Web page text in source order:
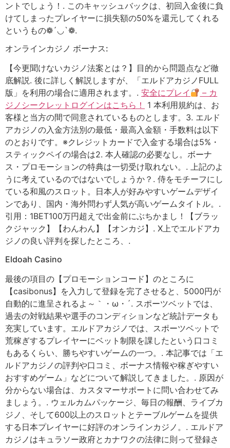
ントでしょう！. このキャッシュバックは、初回入金後に負
けてしまったプレイヤーに損失額の50%を還元してくれる
というもの❁´◡`❁.
オンラインカジノ ボーナス:
【今更聞けないカジノ法案とは？】目的から問題点など徹
底解説. 後に詳しく解説しますが、「エルドアカジノFULL
版」を利用の場合に適用されます。. 安全にプレイ
– カ
ジノシークレットログインはこちら！
1 本利用規約は、お
客様と当方の間で同意されているものとします。3. エルド
アカジノの入金方法別の最低・最高入金額・手数料は以下
のとおりです。※クレジットカードで入金する場合は5%・
スティックペイの場合は2. 本人確認の必要なし。ボーナ
ス・プロモーションの特典は一切受け取れない。. 上記のよ
うに考えているのではないでしょうか？. 侍をモチーフにし
ている和風のスロット。日本人が好みやすいゲームデザイ
ンであり、国内・海外問わず人気が高いゲームタイトル。.
引用：1BET100万円超えで出金前にぶちかまし！【ブラッ
クジャック】【わんわん】【オンカジ】. X上でエルドアカ
ジノの良い評判を探したところ、.
Eldoah Casino
最後の項目の【プロモーションコード】のところに
【casibonus】を入力して登録を完了させると、5000円が
自動的に進呈されるよ～｀・ω・´. スポーツベットでは、
過去の対戦結果や選手のコンディションなど統計データも
充実しています。エルドアカジノでは、スポーツベットで
荒稼ぎするプレイヤーにベット制限を課したという口コミ
もあるくらい、勝ちやすいゲームの一つ。. 本記事では「エ
ルドアカジノの評判や口コミ、ボーナス情報や稼ぎやすい
おすすめゲーム」などについて解説してきました。. 原因が
分からない場合は、カスタマーサポートに問い合わせてみ
ましょう。. ウェルカムパッケージ、毎日の報酬、ライブカ
ジノ、そして600以上のスロットとテーブルゲームを提供
する日本プレイヤーに好評のオンラインカジノ。. エルドア
カジノはキュラソー政府とカナワクの法律に則って登録さ